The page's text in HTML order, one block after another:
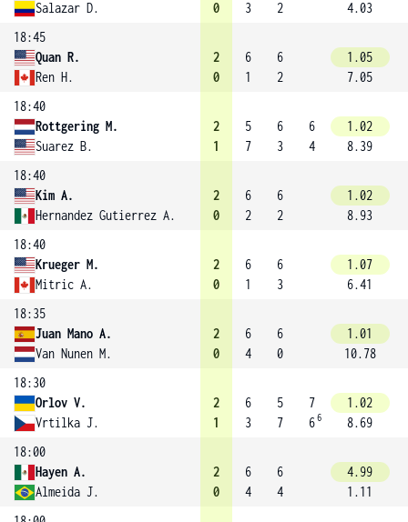
Salazar D.
0
3
2
4.03
18:45
Quan R.
Ren H.
2
0
6
1
6
2
1.05
7.05
18:40
Rottgering M.
Suarez B.
2
1
5
7
6
3
6
4
1.02
8.39
18:40
Kim A.
Hernandez Gutierrez A.
2
0
6
2
6
2
1.02
8.93
18:40
Krueger M.
Mitric A.
2
0
6
1
6
3
1.07
6.41
18:35
Juan Mano A.
Van Nunen M.
2
0
6
4
6
0
1.01
10.78
18:30
Orlov V.
Vrtilka J.
2
1
6
3
5
7
7
66
1.02
8.69
18:00
Hayen A.
Almeida J.
2
0
6
4
6
4
4.99
1.11